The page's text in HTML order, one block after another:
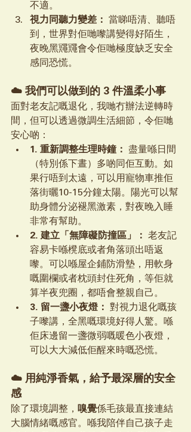
不適。
視力同聽力變差：
當睇唔清、聽唔
到，世界對佢哋嚟講變得好陌生，
夜晚黑鼆鼆會令佢哋極度缺乏安全
感同恐慌。
☁️ 我們可以做到的 3 件溫柔小事
面對老友記嘅退化，我哋冇辦法逆轉時
間，但可以透過微調生活細節，令佢哋
安心啲：
1. 重新調整生理時鐘：
盡量喺日間
（特別係下晝）多啲同佢互動。如
果行唔到太遠，可以用寵物車推佢
落街曬10-15分鐘太陽。陽光可以幫
助身體分泌褪黑激素，對夜晚入睡
非常有幫助。
2. 建立「無障礙防撞區」：
老友記
容易卡喺櫈底或者角落頭出唔返
嚟。可以喺屋企鋪防滑墊，用軟身
嘅圍欄或者枕頭封住死角，等佢就
算半夜兜圈，都唔會整親自己。
3. 留一盞小夜燈：
對視力退化嘅孩
子嚟講，全黑嘅環境好得人驚。喺
佢床邊留一盞微弱嘅暖色小夜燈，
可以大大減低佢醒來時嘅恐慌。
☁️ 用純淨香氣，給予最深層的安全
感
除了環境調整， 嗅覺係毛孩最直接連結
大腦情緒嘅感官。喺我陪伴自己孩子走